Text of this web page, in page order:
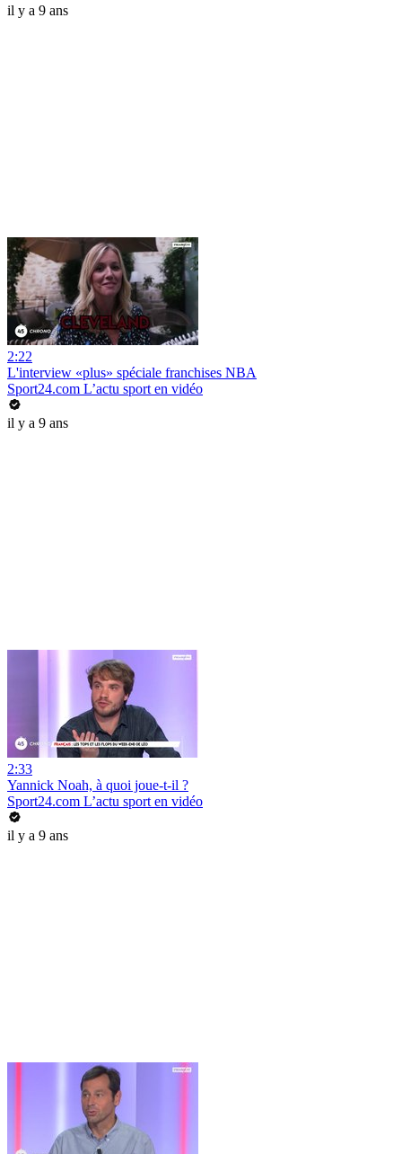
il y a 9 ans
2:22
L'interview «plus» spéciale franchises NBA
Sport24.com L’actu sport en vidéo
il y a 9 ans
2:33
Yannick Noah, à quoi joue-t-il ?
Sport24.com L’actu sport en vidéo
il y a 9 ans